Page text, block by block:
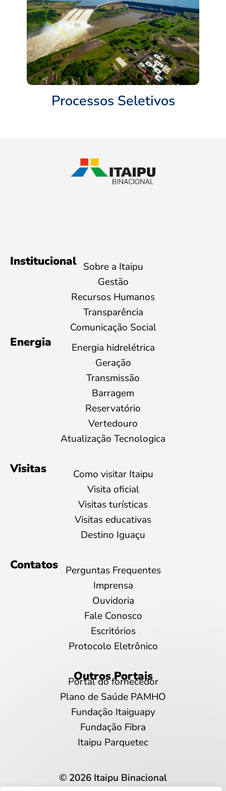
Processos Seletivos
Institucional Sobre a Itaipu
Gestão
Recursos Humanos
Transparência
Comunicação Social
Energia
Energia hidrelétrica
Geração
Transmissão
Barragem
Reservatório
Vertedouro
Atualização Tecnologica
Visitas
Como visitar Itaipu
Visita oficial
Visitas turísticas
Visitas educativas
Destino Iguaçu
Contatos
Perguntas Frequentes
Imprensa
Ouvidoria
Fale Conosco
Escritórios
Protocolo Eletrônico
Outros Portais
Portal do fornecedor
Plano de Saúde PAMHO
Fundação Itaiguapy
Fundação Fibra
Itaipu Parquetec
© 2026 Itaipu Binacional